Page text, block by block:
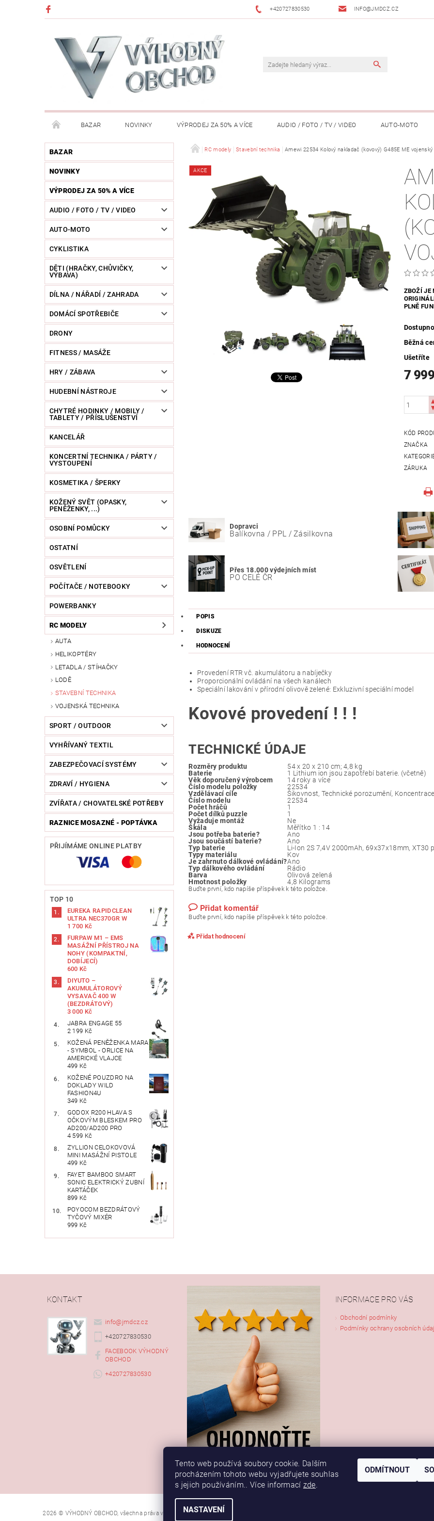
+420727830530 INFO@JMDCZ.CZ
BAZAR NOVINKY VÝPRODEJ ZA 50% A VÍCE AUDIO / FOTO / TV / VIDEO AUTO-MOTO
DĚTI (HRAČKY, CHŮVIČKY, VÝBAVA) DÍLNA / NÁŘADÍ / ZAHRADA DOMÁCÍ SPOTŘEBIČE DRONY
HUDEBNÍ NÁSTROJE CHYTRÉ HODINKY / MOBILY / TABLETY / PŘÍSLUŠENSTVÍ KONCERTNÍ
KOSMETIKA / ŠPERKY KOŽENÝ SVĚT (OPASKY, PENĚŽENKY, ...)
POWERBANKY SPORT / OUTDOOR VYHŘÍVANÝ TEXTIL ZABEZPEČOVACÍ SYSTÉMY
ZVÍŘATA / CHOVATELSKÉ POTŘEBY RAZNICE MOSAZNÉ - POPTÁVKA OBCHODNÍ PODMÍNKY KONTAKTY
BAZAR
NOVINKY
VÝPRODEJ ZA 50% A VÍCE
AUDIO / FOTO / TV / VIDEO
AUTO-MOTO
CYKLISTIKA
DĚTI (HRAČKY, CHŮVIČKY,
VÝBAVA)
DÍLNA / NÁŘADÍ / ZAHRADA
DOMÁCÍ SPOTŘEBIČE
DRONY
FITNESS / MASÁŽE
HRY / ZÁBAVA
HUDEBNÍ NÁSTROJE
CHYTRÉ HODINKY / MOBILY /
TABLETY / PŘÍSLUŠENSTVÍ
KANCELÁŘ
KONCERTNÍ TECHNIKA / PÁRTY /
VYSTOUPENÍ
KOSMETIKA / ŠPERKY
KOŽENÝ SVĚT (OPASKY,
PENĚŽENKY, ...)
OSOBNÍ POMŮCKY
OSTATNÍ
OSVĚTLENÍ
POČÍTAČE / NOTEBOOKY
POWERBANKY
RC MODELY
AUTA
HELIKOPTÉRY
LETADLA / STÍHAČKY
LODĚ
STAVEBNÍ TECHNIKA
VOJENSKÁ TECHNIKA
SPORT / OUTDOOR
VYHŘÍVANÝ TEXTIL
ZABEZPEČOVACÍ SYSTÉMY
ZDRAVÍ / HYGIENA
ZVÍŘATA / CHOVATELSKÉ POTŘEBY
RAZNICE MOSAZNÉ - POPTÁVKA
PŘIJÍMÁME ONLINE PLATBY
TOP 10
EUREKA RAPIDCLEAN
ULTRA NEC370GR W
1 700 Kč
FURPAW M1 – EMS
MASÁŽNÍ PŘÍSTROJ NA
NOHY (KOMPAKTNÍ,
DOBÍJECÍ)
600 Kč
DIYUTO –
AKUMULÁTOROVÝ
VYSAVAČ 400 W
(BEZDRÁTOVÝ)
3 000 Kč
JABRA ENGAGE 55
2 199 Kč
KOŽENÁ PENĚŽENKA MARA
- SYMBOL - ORLICE NA
AMERICKÉ VLAJCE
499 Kč
KOŽENÉ POUZDRO NA
DOKLADY WILD
FASHION4U
349 Kč
GODOX R200 HLAVA S
OČKOVÝM BLESKEM PRO
AD200/AD200 PRO
4 599 Kč
ZYLLION CELOKOVOVÁ
MINI MASÁŽNÍ PISTOLE
499 Kč
FAYET BAMBOO SMART
SONIC ELEKTRICKÝ ZUBNÍ
KARTÁČEK
899 Kč
POYOCOM BEZDRÁTOVÝ
TYČOVÝ MIXÉR
999 Kč
RC modely Stavební technika Amewi 22534 Kolový nakladač (kovový) G485E ME vojenský
AKCE
ZBOŽÍ JE
PLNĚ
Běžná
Ušetříte
7
KÓD
ZNAČKA
ZÁRUKA
Dopravci
Balíkovna / PPL / Zásilkovna
Přes 18.000 výdejních míst
PO CELÉ ČR
POPIS
DISKUZE
HODNOCENÍ
Provedení RTR vč. akumulátoru a nabíječky
Proporcionální ovládání na všech kanálech
Speciální lakování v přírodní olivově zelené: Exkluzivní speciální model
Kovové provedení ! ! !
TECHNICKÉ ÚDAJE
Rozměry produktu
‎54 x 20 x 210 cm; 4,8 kg
Baterie
‎1 Lithium ion jsou zapotřebí baterie. (včetně)
Věk doporučený výrobcem
‎14 roky a více
Číslo modelu položky
‎22534
Vzdělávací cíle
‎Šikovnost, Technické porozumění, Koncentrace
Číslo modelu
‎22534
Počet hráčů
‎1
Počet dílků puzzle
‎1
Vyžaduje montáž
‎Ne
Škála
‎Měřítko 1 : 14
Jsou potřeba baterie?
‎Ano
Jsou součástí baterie?
‎Ano
Typ baterie
‎Li-Ion 2S 7,4V 2000mAh, 69x37x18mm, XT30
Typy materiálu
‎Kov
Je zahrnuto dálkové ovládání?‎Ano
Typ dálkového ovládání
‎Rádio
Barva
‎Olivová zelená
Hmotnost položky
‎4,8 Kilograms
Buďte první, kdo napíše příspěvek k této položce.
Přidat komentář
Buďte první, kdo napíše příspěvek k této položce.
Přidat hodnocení
KONTAKT
info@ jmdcz.cz
+420727830530
FACEBOOK VÝHODNÝ
OBCHOD
+420727830530
INFORMACE PRO VÁS
Obchodní podmínky
Podmínky ochrany osobních
2026 © VÝHODNÝ OBCHOD, všechna práva vyhrazena
Tento web používá soubory cookie. Dalším
procházením tohoto webu vyjadřujete souhlas
s jejich používáním.. Více informací zde.
NASTAVENÍ
ODMÍTNOUT